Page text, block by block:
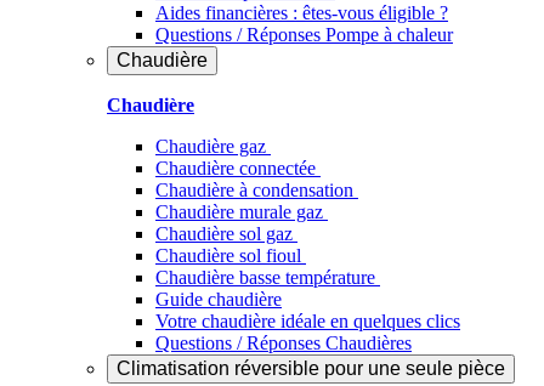
Aides financières : êtes-vous éligible ?
Questions / Réponses Pompe à chaleur
Chaudière
Chaudière
Chaudière gaz
Chaudière connectée
Chaudière à condensation
Chaudière murale gaz
Chaudière sol gaz
Chaudière sol fioul
Chaudière basse température
Guide chaudière
Votre chaudière idéale en quelques clics
Questions / Réponses Chaudières
Climatisation réversible pour une seule pièce